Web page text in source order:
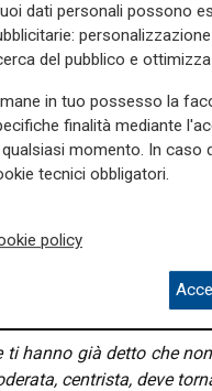
destra e sinistra.
alla cosa
Eppure sono
avanti. Non fatevi
proposte, tipo
Spero che la Salis
Ma il silenzio non
hanno già detto che
centrista, deve
dati personali possono
del pubblico e
in tuo possesso la
finalità mediante
momento. In caso
tecnici obbligatori.
policy